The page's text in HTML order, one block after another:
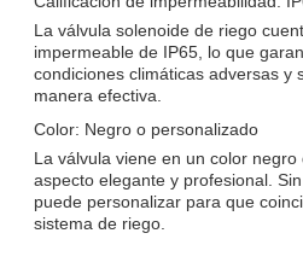
La válvula solenoide de riego
impermeable de IP65, lo que
condiciones climáticas adversas y
manera efectiva.
Color: Negro o personalizado
La válvula viene en un color
aspecto elegante y profesional.
puede personalizar para que
sistema de riego.